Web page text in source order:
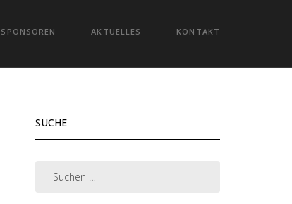
SPONSOREN AKTUELLES KONTAKT
SUCHE